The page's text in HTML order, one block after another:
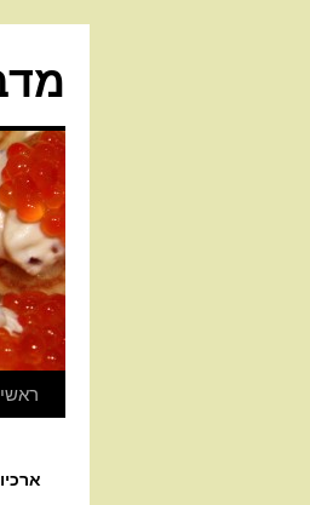
ראשי